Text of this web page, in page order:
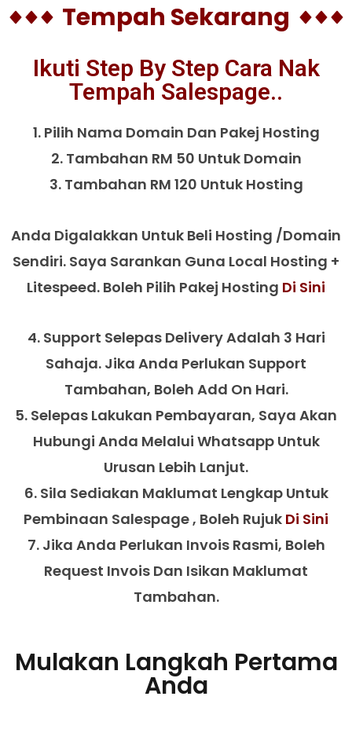
Tempah Sekarang
Ikuti Step By Step Cara Nak
Tempah Salespage..
1. Pilih Nama Domain Dan Pakej Hosting
2. Tambahan RM 50 Untuk Domain
3. Tambahan RM 120 Untuk Hosting
Anda Digalakkan Untuk Beli Hosting /domain
Sendiri. Saya Sarankan Guna Local Hosting +
Litespeed. Boleh Pilih Pakej Hosting Di Sini
4. Support Selepas Delivery Adalah 3 Hari
Sahaja. Jika Anda Perlukan Support
Tambahan, Boleh Add On Hari.
5. Selepas Lakukan Pembayaran, Saya Akan
Hubungi Anda Melalui Whatsapp Untuk
Urusan Lebih Lanjut.
6. Sila Sediakan Maklumat Lengkap Untuk
Pembinaan Salespage , Boleh Rujuk Di Sini
7. Jika Anda Perlukan Invois Rasmi, Boleh
Request Invois Dan Isikan Maklumat
Tambahan.
Mulakan Langkah Pertama
Anda